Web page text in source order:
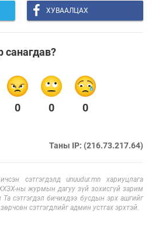
ХУВААЛЦАХ
санагдав?
0 0 0
Таны IP: (216.73.217.64)
сэтгэгдэлд unuudur.mn хариуцлага
ны журмын дагуу зүй зохисгүй зарим
Та сэтгэгдэл бичихдээ бусдын эрх ашгийг
сэтгэгдлийг админ устгах эрхтэй.